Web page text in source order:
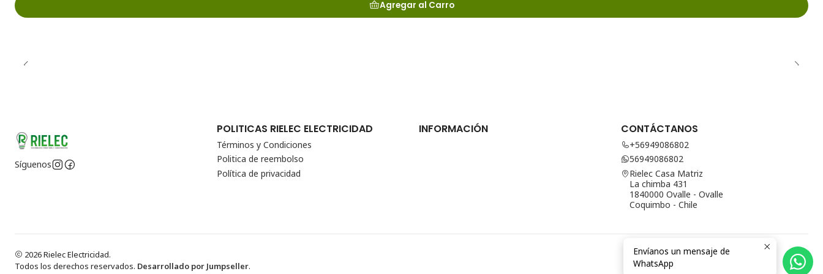
Agregar al Carro
Síguenos
POLITICAS RIELEC ELECTRICIDAD
Términos y Condiciones
Politica de reembolso
Política de privacidad
INFORMACIÓN CONTÁCTANOS
+56949086802
56949086802
Rielec Casa Matriz
La chimba 431
1840000 Ovalle - Ovalle
Coquimbo - Chile
2026 Rielec Electricidad.
Todos los derechos reservados. Desarrollado por Jumpseller.
Envíanos un mensaje de
WhatsApp